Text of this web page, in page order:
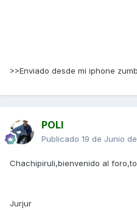
>>Enviado desde mi iphone
POLI
Publicado 19 de Junio
Chachipiruli,bienvenido al
Jurjur